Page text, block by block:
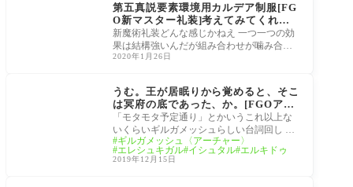
第五真説要素環境用カルデア制服[FG
O新マスター礼装]考えてみてくれ、
メソポタミアの若い女性たちは皆へそ
を出している。これには神代礼装がへ
そ出しな理論的な理由があるはず
新魔術礼装どんな感じかねえ 一つ一つの効
果は結構強いんだが組み合わせが噛み合っ
てないイメージ へいよーかるでらっくす！
2020年1月26日
うむ。王が居眠りから覚めると、そこ
は冥府の底であった、か。[FGOアニ
メ Fate/Grand Order -絶対魔獣戦線
バビロニア-] Episode 11「太陽の神
殿」本当に死んでるではないか、我！
「モタモタ予定通り」とかいうこれ以上な
いくらいギルガメッシュらしい台詞回し へ
いよーかるでらっくす！ ホームズ回想登場
に可
ギルガメッシュ〈アーチャー〉
エレシュキガル イシュタル エルキドゥ
2019年12月15日